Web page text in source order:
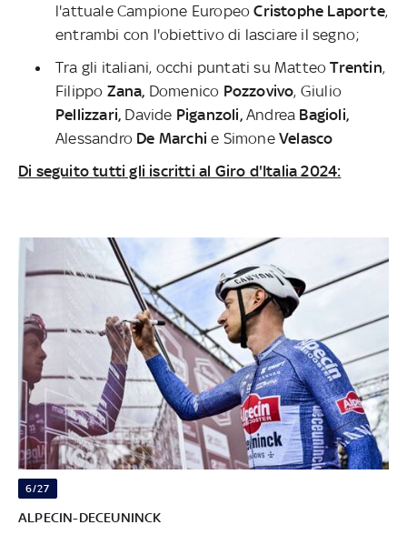
l'attuale Campione EuropeoCristophe Laporte,
entrambi con l'obiettivo di lasciare il segno;
Tra gli italiani, occhi puntati su MatteoTrentin,
Filippo Zana, Domenico Pozzovivo, Giulio
Pellizzari, Davide Piganzoli,Andrea Bagioli,
Alessandro De Marchi e SimoneVelasco
Di seguito tutti gli iscritti al Giro d'Italia 2024:
6/27
ALPECIN-DECEUNINCK